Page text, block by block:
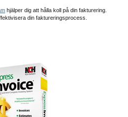
hjälper dig att hålla koll på din fakturering.
din faktureringsprocess.